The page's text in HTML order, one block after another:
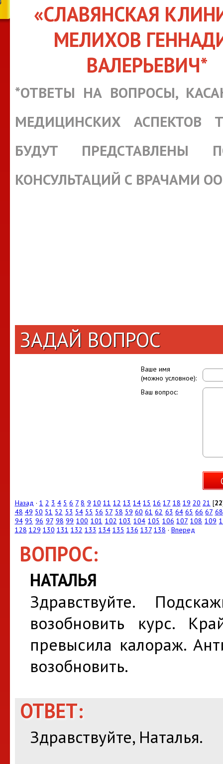
«СЛАВЯНСКАЯ
МЕЛИХОВ
ВАЛЕРЬЕВИЧ*
*ОТВЕТЫ НА ВОПРОСЫ,
МЕДИЦИНСКИХ АСПЕКТОВ
БУДУТ ПРЕДСТАВЛЕНЫ
КОНСУЛЬТАЦИЙ С ВРАЧАМИ
ЗАДАЙ ВОПРОС
Ваше имя
(можно условное):
Ваш вопрос:
Назад · 1 2 3 4 5 6 7 8 9 10 11 12 13 14 15 16 17 18 19 20 21 [22
48 49 50 51 52 53 54 55 56 57 58 59 60 61 62 63 64 65 66 67 68
94 95 96 97 98 99 100 101 102 103 104 105 106 107 108 109
128 129 130 131 132 133 134 135 136 137 138 · Вперед
ВОПРОС:
НАТАЛЬЯ
Здравствуйте.
возобновить курс.
превысила калораж.
возобновить.
ОТВЕТ:
Здравствуйте, Наталья.